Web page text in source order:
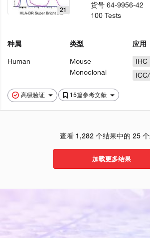
高级验证 15篇参考文献
21
种属
Human
类型
Mouse
Monoclonal
应用
IHC
货号64-9956-42
100 Tests
查看 1,282 个结果中的 25
加载更多结果